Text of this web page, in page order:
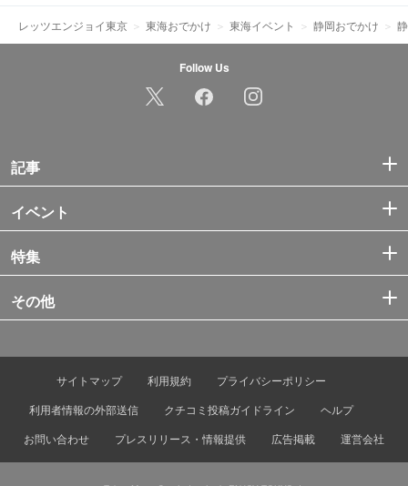
レッツエンジョイ東京 東海おでかけ 東海イベント 静岡おでかけ
Follow Us
記事
イベント
特集
その他
サイトマップ 利用規約
プライバシーポリシー
利用者情報の外部送信
クチコミ投稿ガイドライン
ヘルプ
お問い合わせ
プレスリリース・情報提供 広告掲載 運営会社